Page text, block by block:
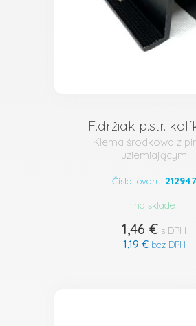
F.držiak p.str.
Klema środkowa z
uziemiającym
Číslo tovaru: 212947
na sklade
1,46 € s DPH
1,19 €bez DPH